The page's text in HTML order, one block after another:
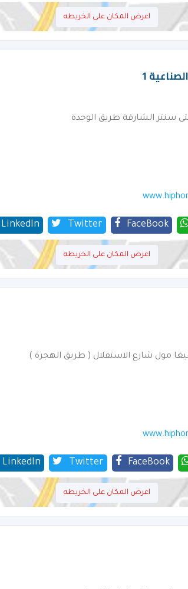
اعرض المكان على الخريطه
1
سنتر الشارقة طريق الوحدة
FaceBook
Twitter
LinkedIn
اعرض المكان على الخريطه
مول شارع الاستقلال ( طريق الهجرة )
FaceBook
Twitter
LinkedIn
اعرض المكان على الخريطه